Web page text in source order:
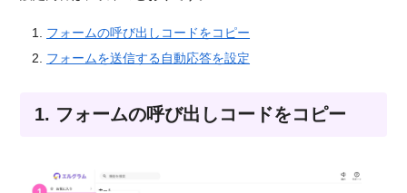
フォームの呼び出しコードをコピー
フォームを送信する自動応答を設定
1. フォームの呼び出しコードをコピー